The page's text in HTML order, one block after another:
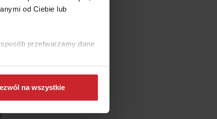
od Ciebie lub
przetwarzamy dane
na wszystkie
o